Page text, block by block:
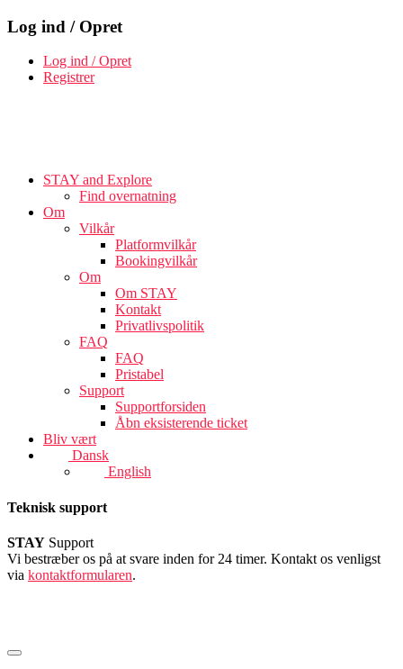
Log ind / Opret
Log ind / Opret
Registrer
STAY and Explore
Find overnatning
Om
Vilkår
Platformvilkår
Bookingvilkår
Om
Om STAY
Kontakt
Privatlivspolitik
FAQ
FAQ
Pristabel
Support
Supportforsiden
Åbn eksisterende ticket
Bliv vært
Dansk
English
Teknisk support
STAY Support
Vi bestræber os på at svare inden for 24 timer. Kontakt os venligst
via kontaktformularen.